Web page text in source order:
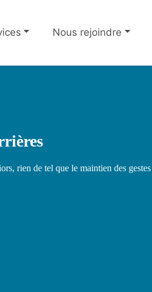
Nous rejoindre
aînés
50 ans
procurer plus de bien-être
âgées et aux retraités.
rien de tel que le maintien des